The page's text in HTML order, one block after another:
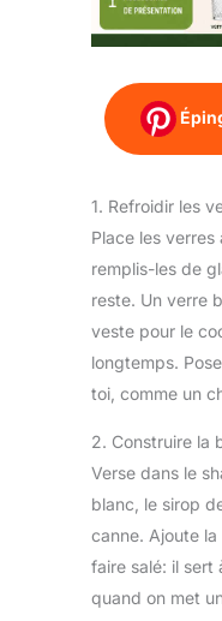
1. Refroidir les
Place les
remplis-les de
reste. Un verre
veste pour le
longtemps.
toi, comme un
2. Construire la
Verse dans le
blanc, le sirop
canne. Ajoute
faire salé: il sert
quand on met